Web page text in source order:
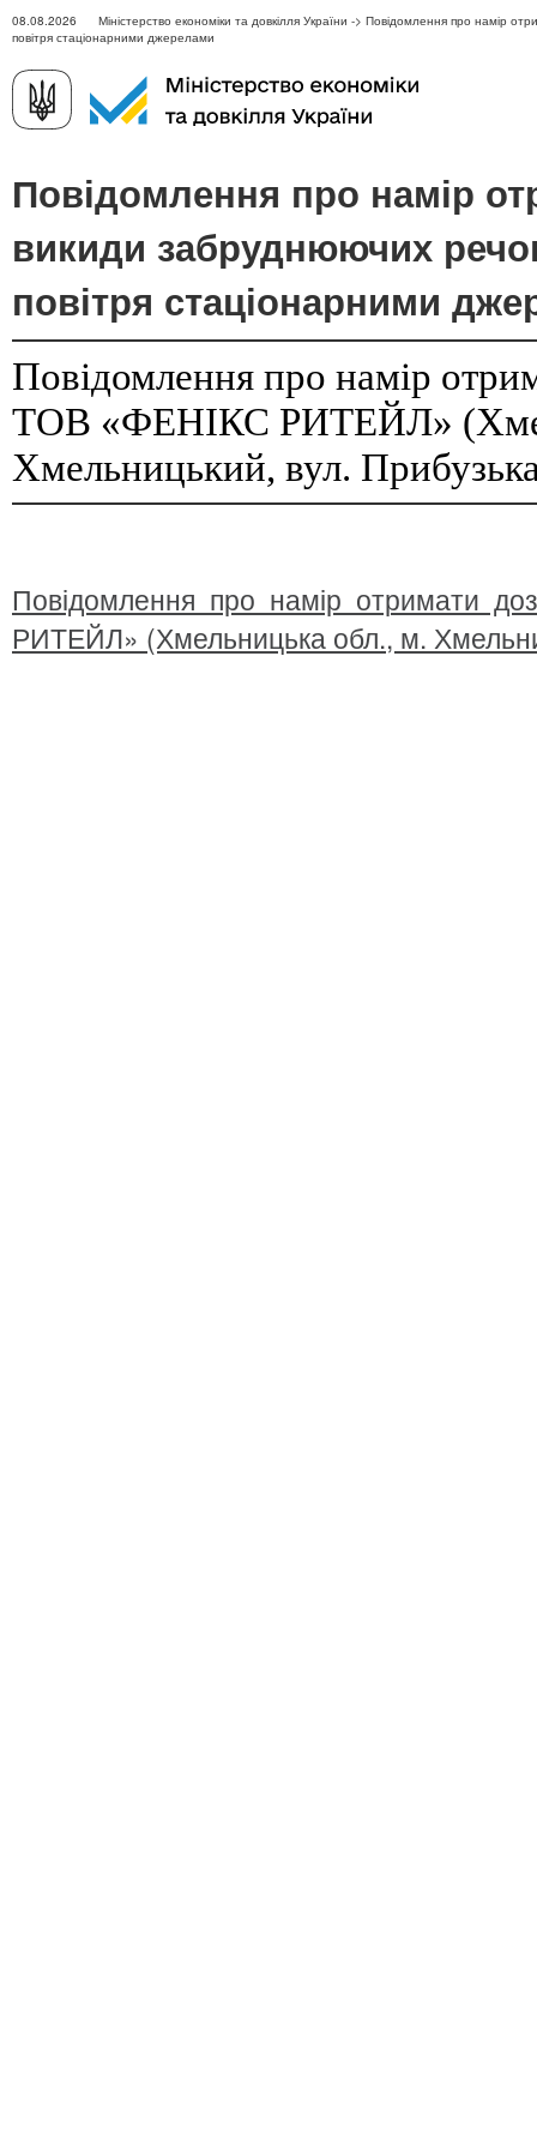
08.08.2026 Міністерство економіки та довкілля України -> Повідомлення про намір
повітря стаціонарними джерелами
Повідомлення про намір
викиди забруднюючих
повітря стаціонарними
Повідомлення про намір
ТОВ «ФЕНІКС РИТЕЙЛ»
Хмельницький, вул.
Повідомлення про намір отримати
РИТЕЙЛ» (Хмельницька обл., м.